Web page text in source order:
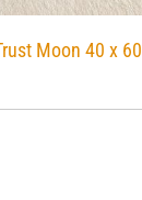
Moon 40 x 60